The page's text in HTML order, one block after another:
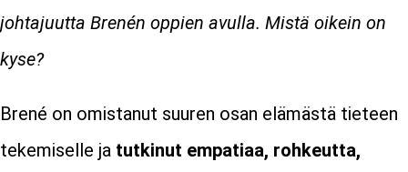
johtajuutta Brenén oppien avulla. Mistä oikein on
kyse?
Brené on omistanut suuren osan elämästä tieteen
tekemiselle ja tutkinut empatiaa, rohkeutta,